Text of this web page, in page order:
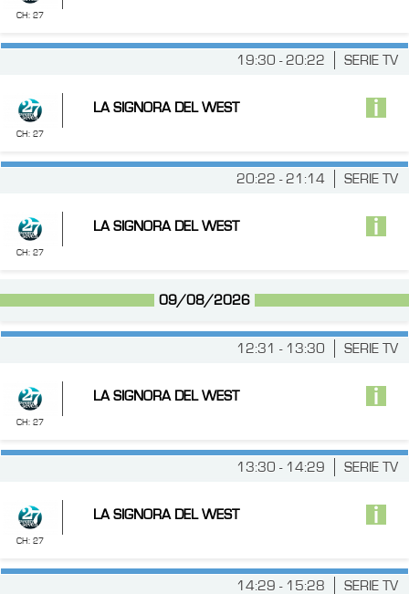
CH: 27
SERIE TV
19:30 - 20:22
CH: 27
LA SIGNORA DEL WEST
SERIE TV
20:22 - 21:14
CH: 27
LA SIGNORA DEL WEST
09/08/2026
SERIE TV
12:31 - 13:30
CH: 27
LA SIGNORA DEL WEST
SERIE TV
13:30 - 14:29
CH: 27
LA SIGNORA DEL WEST
SERIE TV
14:29 - 15:28